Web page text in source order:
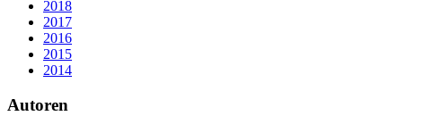
2018
2017
2016
2015
2014
Autoren